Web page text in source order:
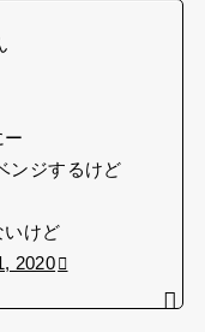
ー
ンジするけど
いけど
2020